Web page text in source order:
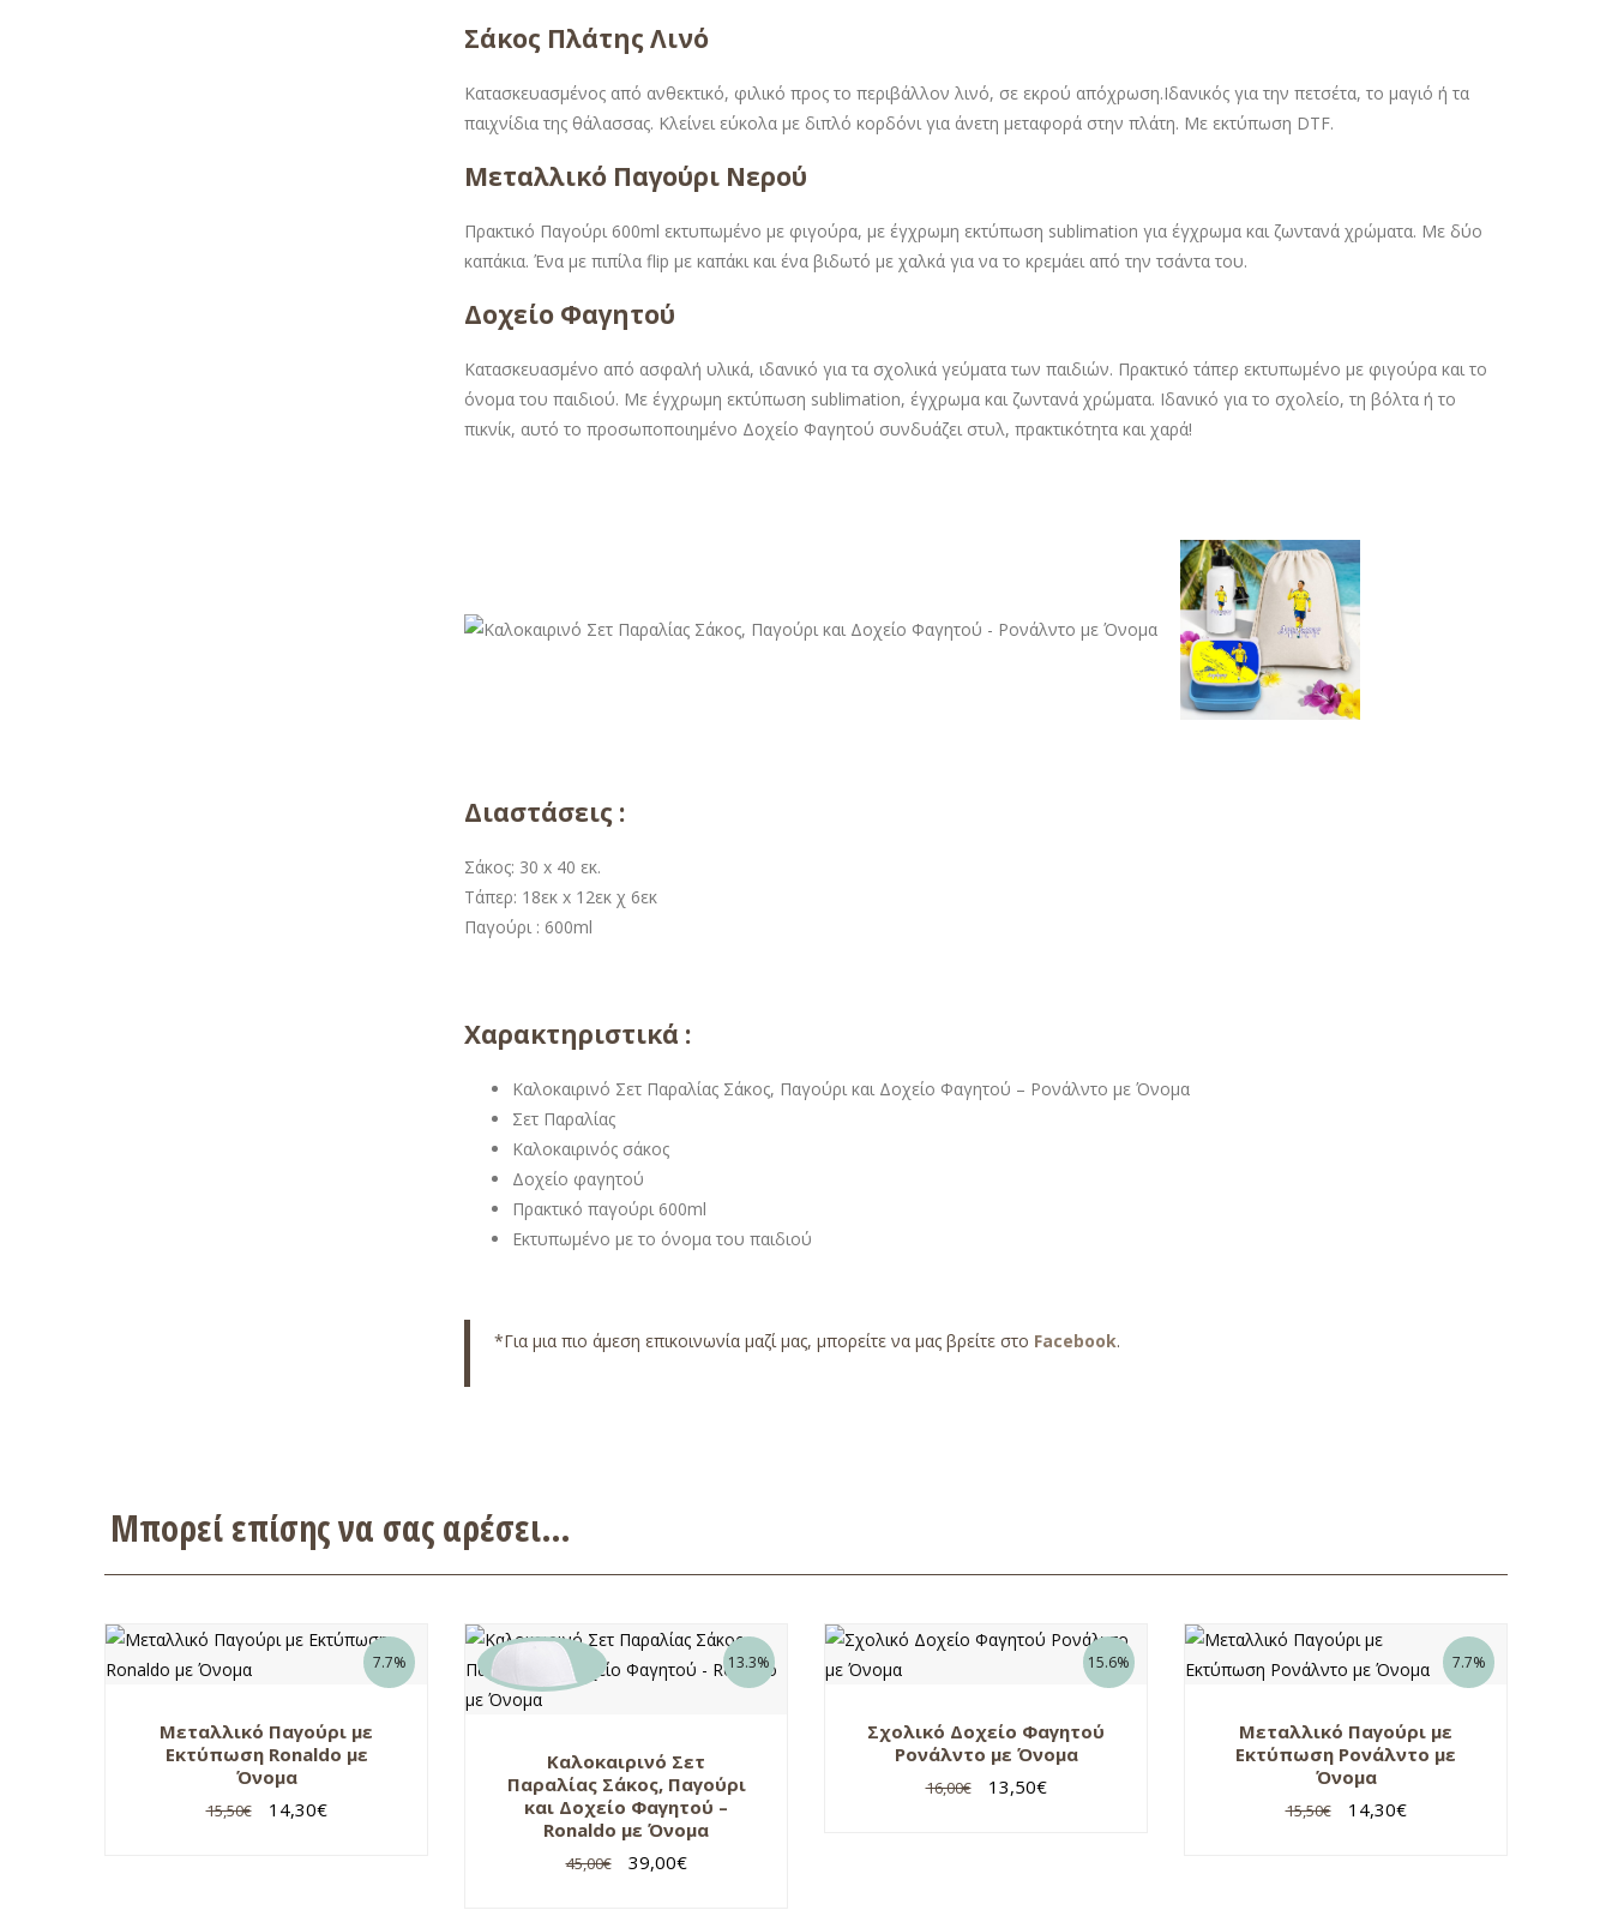
Σάκος Πλάτης Λινό
Κατασκευασμένος από ανθεκτικό, φιλικό προς το περιβάλλον λινό, σε εκρού απόχρωση.Ιδανικός για την πετσέτα, το μαγιό ή τα
παιχνίδια της θάλασσας. Κλείνει εύκολα με διπλό κορδόνι για άνετη μεταφορά στην πλάτη. Με εκτύπωση DTF.
Μεταλλικό Παγούρι Νερού
Πρακτικό Παγούρι 600ml εκτυπωμένο με φιγούρα, με έγχρωμη εκτύπωση sublimation για έγχρωμα και ζωντανά χρώματα. Με δύο
καπάκια. Ένα με πιπίλα flip με καπάκι και ένα βιδωτό με χαλκά για να το κρεμάει από την τσάντα του.
Δοχείο Φαγητού
Κατασκευασμένο από ασφαλή υλικά, ιδανικό για τα σχολικά γεύματα των παιδιών. Πρακτικό τάπερ εκτυπωμένο με φιγούρα και το
όνομα του παιδιού. Με έγχρωμη εκτύπωση sublimation, έγχρωμα και ζωντανά χρώματα. Ιδανικό για το σχολείο, τη βόλτα ή το
πικνίκ, αυτό το προσωποποιημένο Δοχείο Φαγητού συνδυάζει στυλ, πρακτικότητα και χαρά!
Διαστάσεις :
Σάκος: 30 x 40 εκ.
Τάπερ: 18εκ x 12εκ χ 6εκ
Παγούρι : 600ml
Χαρακτηριστικά :
Καλοκαιρινό Σετ Παραλίας Σάκος, Παγούρι και Δοχείο Φαγητού – Ρονάλντο με Όνομα
Σετ Παραλίας
Καλοκαιρινός σάκος
Δοχείο φαγητού
Πρακτικό παγούρι 600ml
Εκτυπωμένο με το όνομα του παιδιού
*Για μια πιο άμεση επικοινωνία μαζί μας, μπορείτε να μας βρείτε στο Facebook.
Μπορεί επίσης να σας αρέσει…
7.7%
Μεταλλικό Παγούρι με
Εκτύπωση Ronaldo με
Όνομα
15,50€ 14,30€
13.3%
Καλοκαιρινό Σετ
Παραλίας Σάκος, Παγούρι
και Δοχείο Φαγητού –
Ronaldo με Όνομα
45,00€ 39,00€
15.6%
Σχολικό Δοχείο Φαγητού
Ρονάλντο με Όνομα
16,00€ 13,50€
7.7%
Μεταλλικό Παγούρι με
Εκτύπωση Ρονάλντο με
Όνομα
15,50€ 14,30€